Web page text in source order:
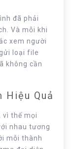
đã phải
Và mỗi khi
xem người
loại file
không cần
Hiệu Quả
vì thế mọi
nhau tương
mỗi thành